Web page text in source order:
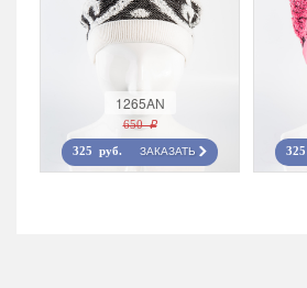
1265AN
650 r
325 руб. ЗАКАЗАТЬ